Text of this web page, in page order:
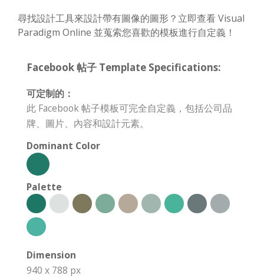
尋找設計工具來設計帶有圖像的圖形？立即查看 Visual
Paradigm Online 並蒐索您喜歡的模板進行自定義！
Facebook 帖子 Template Specifications:
可定制的：
此 Facebook 帖子模板可完全自定義，包括公司品
牌、圖片、內容和設計元素。
Dominant Color
Palette
Dimension
940 x 788 px